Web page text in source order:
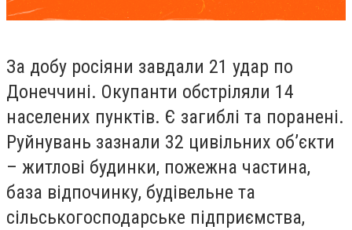
За добу росіяни завдали 21 удар по
Донеччині. Окупанти обстріляли 14
населених пунктів. Є загиблі та поранені.
Руйнувань зазнали 32 цивільних об’єкти
– житлові будинки, пожежна частина,
база відпочинку, будівельне та
сільськогосподарське підприємства,